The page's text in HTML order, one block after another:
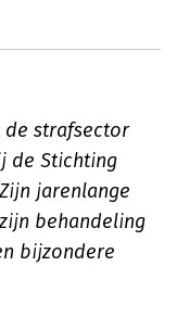
de strafsector
de Stichting
jarenlange
behandeling
bijzondere